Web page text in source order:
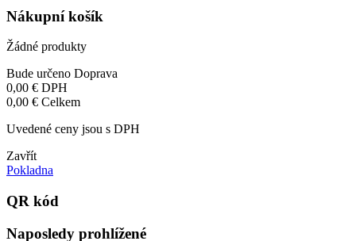
Nákupní košík
Žádné produkty
Bude určeno Doprava
0,00 € DPH
0,00 € Celkem
Uvedené ceny jsou s DPH
Zavřít
Pokladna
QR kód
Naposledy prohlížené